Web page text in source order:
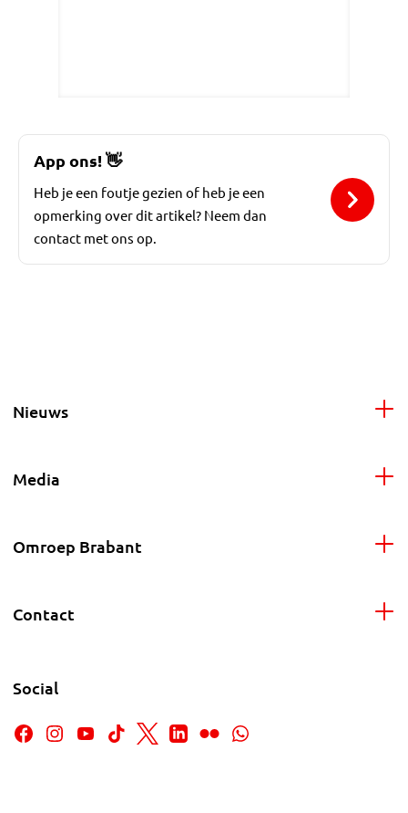
App ons!👋
Heb je een foutje gezien of heb je een
opmerking over dit artikel? Neem dan
contact met ons op.
Nieuws
Media
Omroep Brabant
Contact
Social